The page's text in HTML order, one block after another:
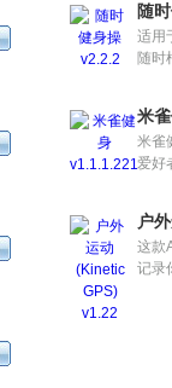
随
适用
随时
体操
米
米雀
爱好
器、
目。
户
这款
记录